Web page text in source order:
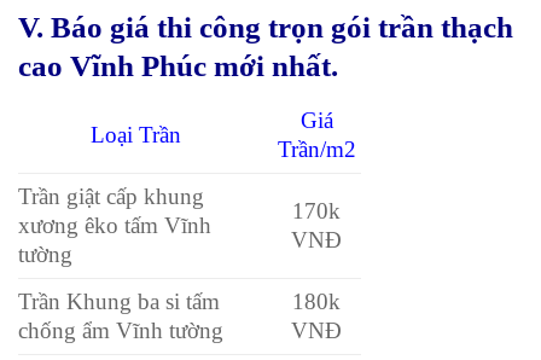
V. Báo giá thi công trọn gói trần thạch
cao Vĩnh Phúc mới nhất.
Loại Trần
Giá
Trần/m2
Trần giật cấp khung
xương êko tấm Vĩnh
tường
170k
VNĐ
Trần Khung ba si tấm
chống ẩm Vĩnh tường
180k
VNĐ